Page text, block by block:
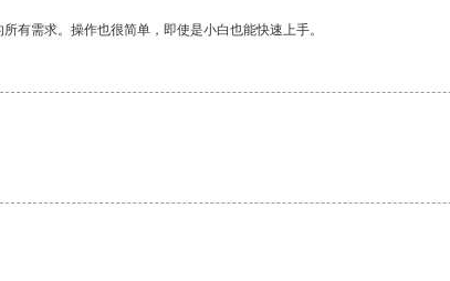
有需求。操作也很简单，即使是小白也能快速上手。